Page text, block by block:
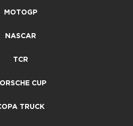
MOTOGP
NASCAR
TCR
CUP
TRUCK